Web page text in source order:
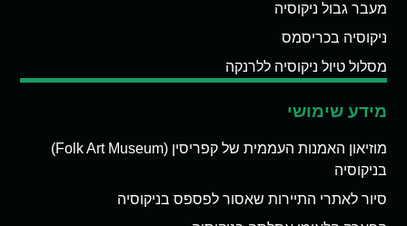
מעבר גבול ניקוסיה
ניקוסיה בכריסמס
מסלול טיול ניקוסיה ללרנקה
מידע שימושי
מוזיאון האמנות העממית של קפריסין (Folk Art Museum)
בניקוסיה
סיור לאתרי התיירות שאסור לפספס בניקוסיה